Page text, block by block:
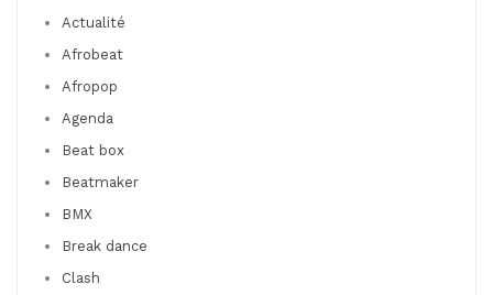
Actualité
Afrobeat
Afropop
Agenda
Beat box
Beatmaker
BMX
Break dance
Clash